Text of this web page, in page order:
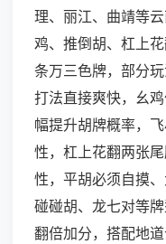
理、丽江、曲靖等
鸡、推倒胡、杠上
条万三色牌，部分
打法直接爽快，幺
幅提升胡牌概率，
性，杠上花翻两张
性，平胡必须自摸
碰碰胡、龙七对等
翻倍加分，搭配地